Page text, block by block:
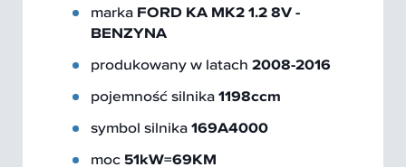
marka FORD KA MK2 1.2 8V -
BENZYNA
produkowany w latach 2008-2016
pojemność silnika1198ccm
symbol silnika169A4000
moc51kW=69KM